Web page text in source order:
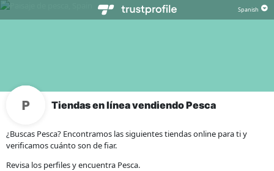
Tiendas en línea vendiendo Pesca
¿Buscas Pesca? Encontramos las siguientes tiendas online para ti y
verificamos cuánto son de fiar.
Revisa los perfiles y encuentra Pesca.